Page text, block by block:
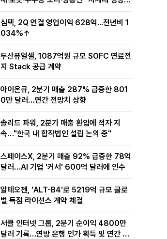
력 재편
심텍, 2Q 연결 영업이익 628억...전년비 1
034%↑
두산퓨얼셀, 1087억원 규모 SOFC 연료전
지 Stack 공급 계약
아이온큐, 2분기 매출 287% 급증한 801
0만 달러…연간 전망치 상향
솔리드 파워, 2분기 매출 환입에 적자 지
속…"한국 내 합작법인 설립 논의 중"
스페이스X, 2분기 매출 92% 급증한 78억
달러…AI 기업 '커서' 600억 달러에 인수
알테오젠, 'ALT-B4'로 5219억 규모 글로
벌 독점 라이선스 계약 체결
서클 인터넷 그룹, 2분기 순이익 4800만
달러 기록…연방 은행 인가 획득 및 연간 전